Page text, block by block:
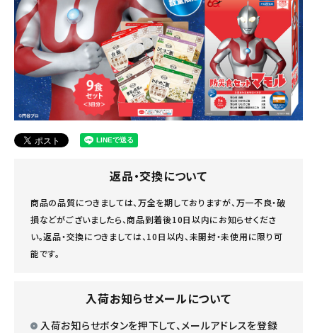
返品・交換について
商品の品質につきましては、万全を期しておりますが、万一不良・破
損などがございましたら、商品到着後10日以内にお知らせくださ
い。返品・交換につきましては、10日以内、未開封・未使用に限り可
能です。
入荷お知らせメールについて
入荷お知らせボタンを押下して、メールアドレスを登録